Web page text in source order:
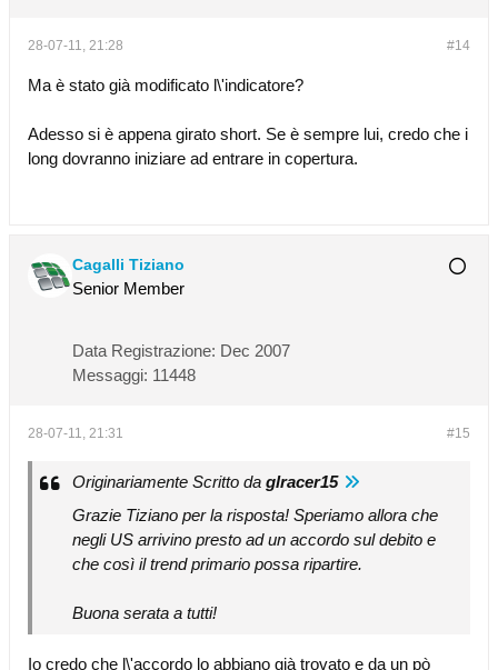
#14
28-07-11, 21:28
Ma è stato già modificato l\'indicatore?
Adesso si è appena girato short. Se è sempre lui, credo che i
long dovranno iniziare ad entrare in copertura.
Cagalli Tiziano
Senior Member
Data Registrazione: Dec 2007
Messaggi: 11448
#15
28-07-11, 21:31
Originariamente Scritto da glracer15
Grazie Tiziano per la risposta! Speriamo allora che
negli US arrivino presto ad un accordo sul debito e
che così il trend primario possa ripartire.
Buona serata a tutti!
Io credo che l\'accordo lo abbiano già trovato e da un pò